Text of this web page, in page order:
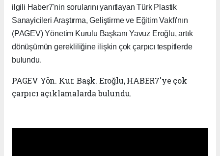
ilgili Haber7'nin sorularını yanıtlayan Türk Plastik
Sanayicileri Araştırma, Geliştirme ve Eğitim Vakfı'nın
(PAGEV) Yönetim Kurulu Başkanı Yavuz Eroğlu, artık
dönüşümün gerekliliğine ilişkin çok çarpıcı tespitlerde
bulundu.
PAGEV Yön. Kur. Başk. Eroğlu, HABER7'ye çok
çarpıcı açıklamalarda bulundu.